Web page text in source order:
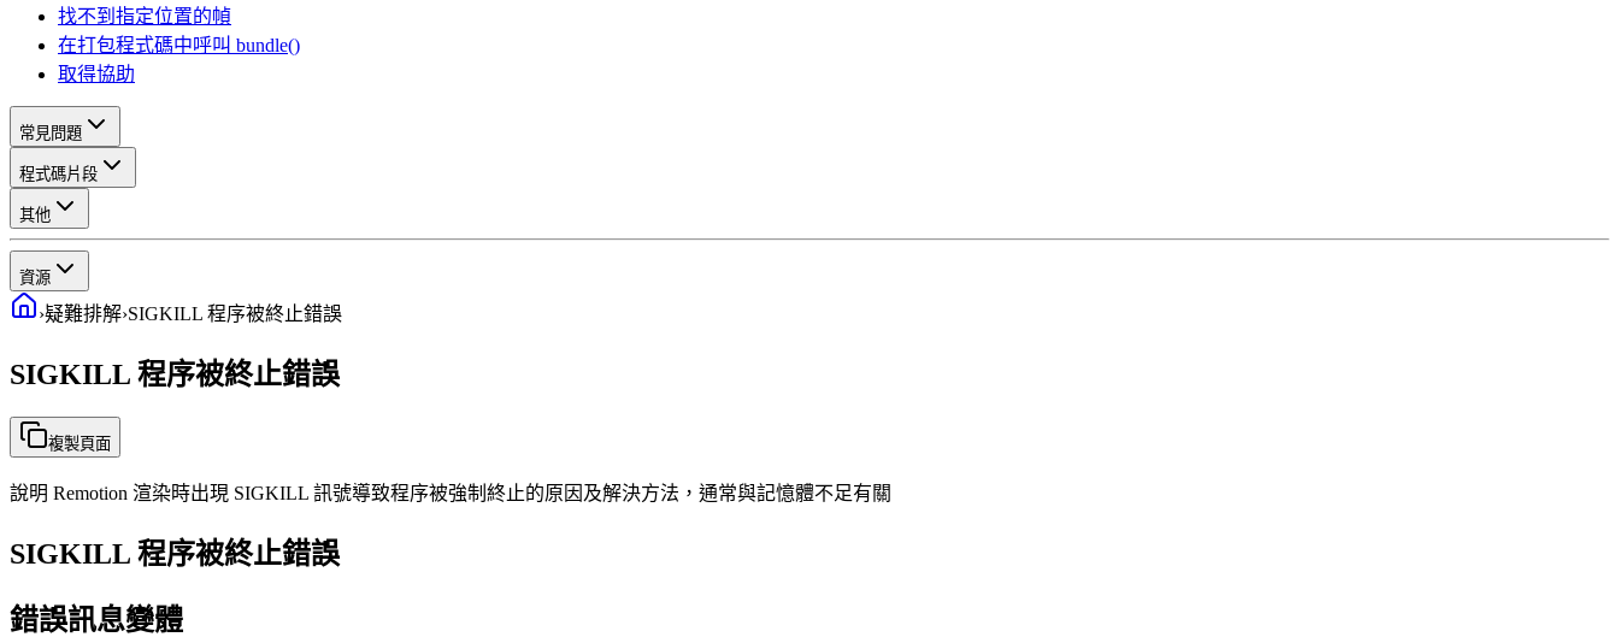
找不到指定位置的幀
在打包程式碼中呼叫 bundle()
取得協助
常見問題
程式碼片段
其他
資源
›疑難排解›SIGKILL 程序被終止錯誤
SIGKILL 程序被終止錯誤
複製頁面
說明 Remotion 渲染時出現 SIGKILL 訊號導致程序被強制終止的原因及解決方法，通常與記憶體不足有關
SIGKILL 程序被終止錯誤
錯誤訊息變體